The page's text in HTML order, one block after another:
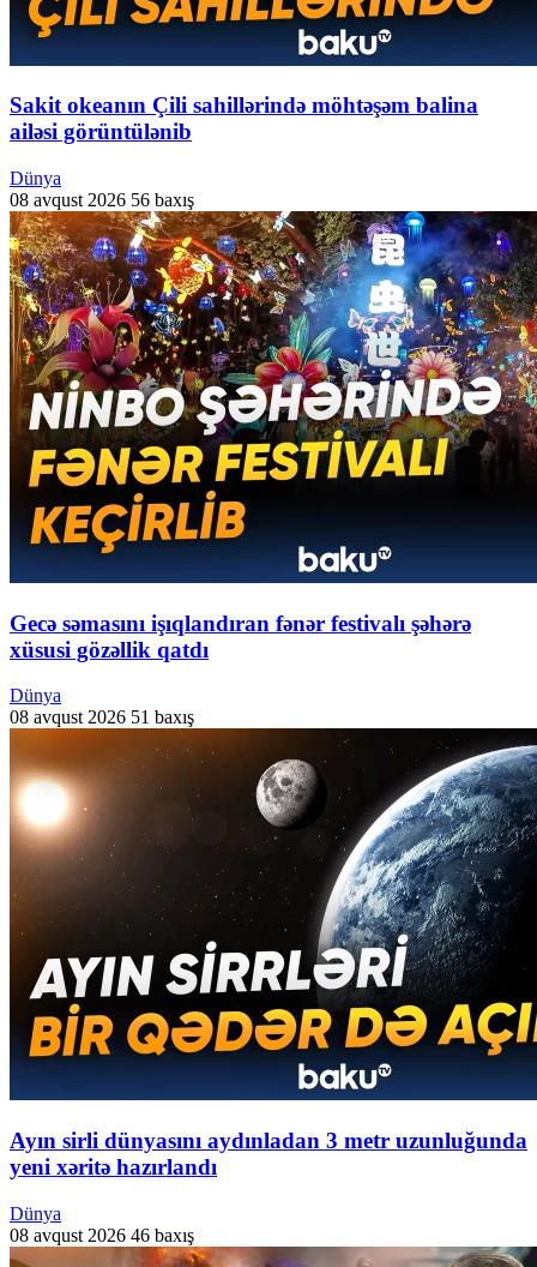
Sakit okeanın Çili sahillərində möhtəşəm balina
ailəsi görüntülənib
Dünya
08 avqust 2026 56 baxış
Gecə səmasını işıqlandıran fənər festivalı şəhərə
xüsusi gözəllik qatdı
Dünya
08 avqust 2026 51 baxış
Ayın sirli dünyasını aydınladan 3 metr uzunluğunda
yeni xəritə hazırlandı
Dünya
08 avqust 2026 46 baxış